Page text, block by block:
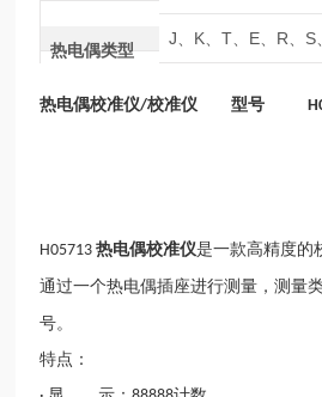
热电偶类型
J、K、T、E、R、S
热电偶校准仪/校准仪 型号
H05713热电偶校准仪是一款高精度的
通过一个热电偶插座进行测量，测量
号。
特点：